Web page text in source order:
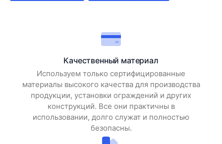
Качественный материал
Используем только сертифицированные
материалы высокого качества для производства
продукции, установки ограждений и других
конструкций. Все они практичны в
использовании, долго служат и полностью
безопасны.